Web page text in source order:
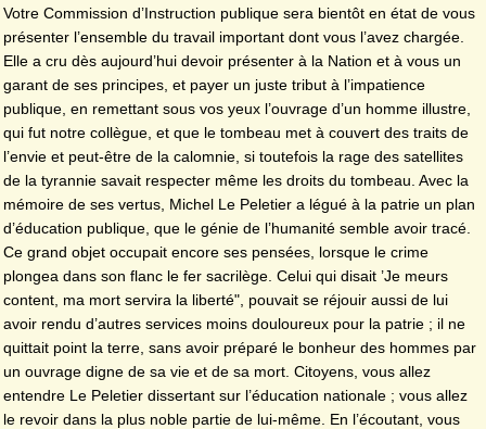
Votre Commission d’Instruction publique sera bientôt en état de vous
présenter l’ensemble du travail important dont vous l’avez chargée.
Elle a cru dès aujourd’hui devoir présenter à la Nation et à vous un
garant de ses principes, et payer un juste tribut à l’impatience
publique, en remettant sous vos yeux l’ouvrage d’un homme illustre,
qui fut notre collègue, et que le tombeau met à couvert des traits de
l’envie et peut-être de la calomnie, si toutefois la rage des satellites
de la tyrannie savait respecter même les droits du tombeau. Avec la
mémoire de ses vertus, Michel Le Peletier a légué à la patrie un plan
d’éducation publique, que le génie de l’humanité semble avoir tracé.
Ce grand objet occupait encore ses pensées, lorsque le crime
plongea dans son flanc le fer sacrilège. Celui qui disait ’Je meurs
content, ma mort servira la liberté", pouvait se réjouir aussi de lui
avoir rendu d’autres services moins douloureux pour la patrie ; il ne
quittait point la terre, sans avoir préparé le bonheur des hommes par
un ouvrage digne de sa vie et de sa mort. Citoyens, vous allez
entendre Le Peletier dissertant sur l’éducation nationale ; vous allez
le revoir dans la plus noble partie de lui-même. En l’écoutant, vous